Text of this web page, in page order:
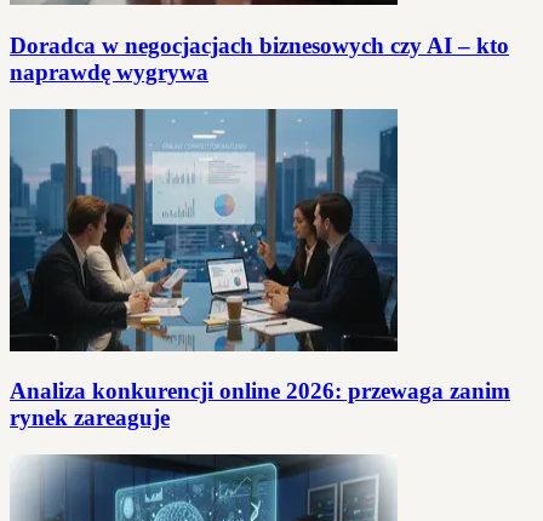
Doradca w negocjacjach biznesowych czy AI – kto
naprawdę wygrywa
Analiza konkurencji online 2026: przewaga zanim
rynek zareaguje